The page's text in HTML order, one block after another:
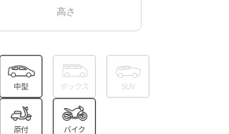
¥3,120
0:00～24:00
高さ